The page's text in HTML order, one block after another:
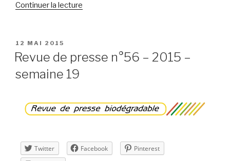
Continuer la lecture
–
PUBLIÉ
LE
12 MAI 2015
Revue de presse n°56 – 2015 –
semaine 19
Twitter Facebook
Pinterest